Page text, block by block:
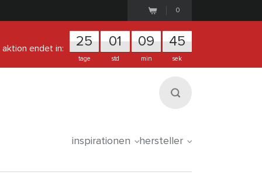
0
aktion endet in: 25
tage
01
std
09
min
45
sek
inspirationen hersteller